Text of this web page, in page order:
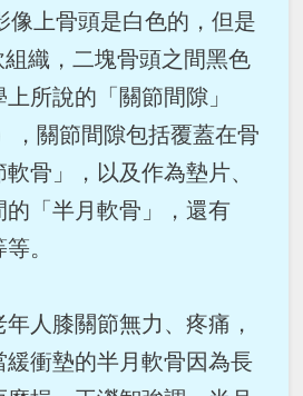
像上骨頭是白色的，但是
織，二塊骨頭之間黑色
所說的「關節間隙」
，關節間隙包括覆蓋在骨
骨」，以及作為墊片、
「半月軟骨」，還有
。
人膝關節無力、疼痛，
緩衝墊的半月軟骨因為長